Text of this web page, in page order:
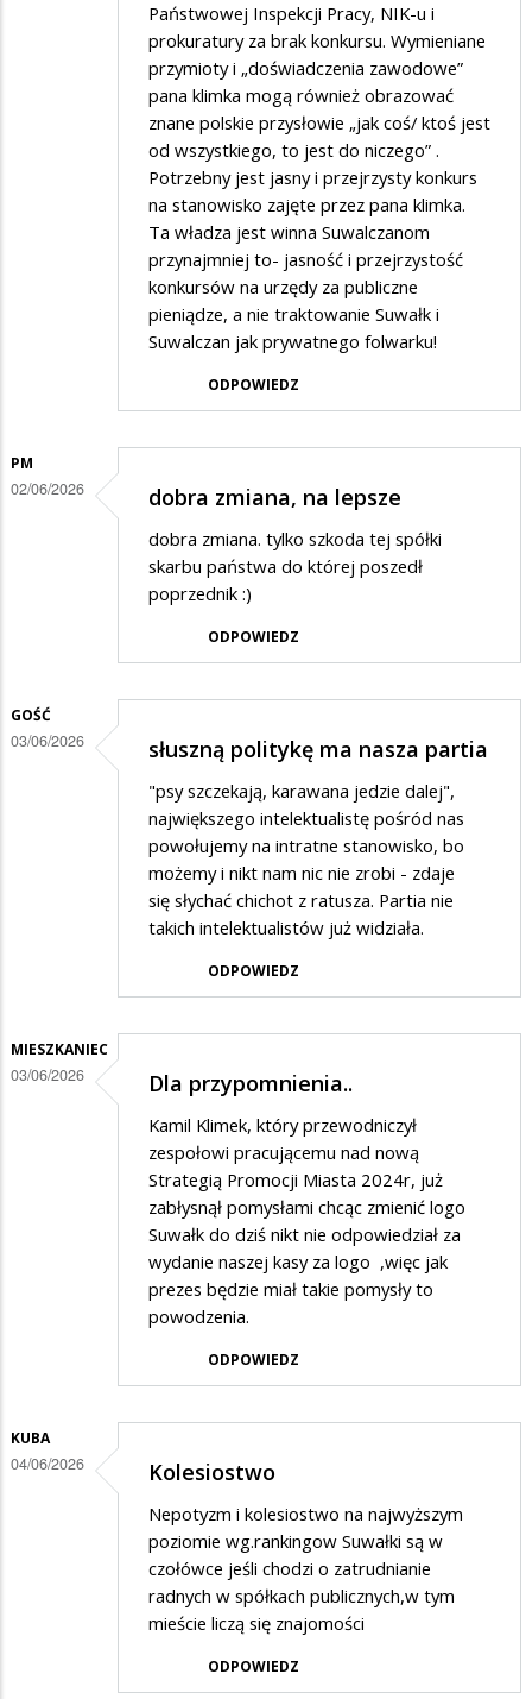
Państwowej Inspekcji Pracy, NIK-u i
prokuratury za brak konkursu. Wymieniane
przymioty i „doświadczenia zawodowe”
pana klimka mogą również obrazować
znane polskie przysłowie „jak coś/ ktoś jest
od wszystkiego, to jest do niczego” .
Potrzebny jest jasny i przejrzysty konkurs
na stanowisko zajęte przez pana klimka.
Ta władza jest winna Suwalczanom
przynajmniej to- jasność i przejrzystość
konkursów na urzędy za publiczne
pieniądze, a nie traktowanie Suwałk i
Suwalczan jak prywatnego folwarku!
ODPOWIEDZ
PM
02/06/2026 dobra zmiana, na lepsze
dobra zmiana. tylko szkoda tej spółki
skarbu państwa do której poszedł
poprzednik :)
ODPOWIEDZ
GOŚĆ
03/06/2026 słuszną politykę ma nasza partia
"psy szczekają, karawana jedzie dalej",
największego intelektualistę pośród nas
powołujemy na intratne stanowisko, bo
możemy i nikt nam nic nie zrobi - zdaje
się słychać chichot z ratusza. Partia nie
takich intelektualistów już widziała.
ODPOWIEDZ
MIESZKANIEC
03/06/2026 Dla przypomnienia..
Kamil Klimek, który przewodniczył
zespołowi pracującemu nad nową
Strategią Promocji Miasta 2024r, już
zabłysnął pomysłami chcąc zmienić logo
Suwałk do dziś nikt nie odpowiedział za
wydanie naszej kasy za logo ,więc jak
prezes będzie miał takie pomysły to
powodzenia.
ODPOWIEDZ
KUBA
04/06/2026 Kolesiostwo
Nepotyzm i kolesiostwo na najwyższym
poziomie wg.rankingow Suwałki są w
czołówce jeśli chodzi o zatrudnianie
radnych w spółkach publicznych,w tym
mieście liczą się znajomości
ODPOWIEDZ